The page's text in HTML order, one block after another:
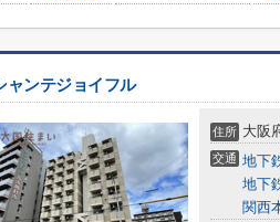
ャンテジョイフル
住所 大阪
交通 地下
地下
関西